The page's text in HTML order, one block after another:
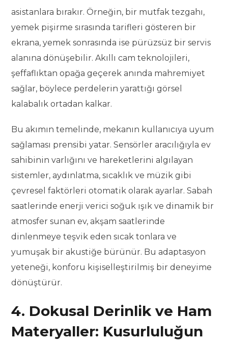
asistanlara bırakır. Örneğin, bir mutfak tezgahı,
yemek pişirme sırasında tarifleri gösteren bir
ekrana, yemek sonrasında ise pürüzsüz bir servis
alanına dönüşebilir. Akıllı cam teknolojileri,
şeffaflıktan opağa geçerek anında mahremiyet
sağlar, böylece perdelerin yarattığı görsel
kalabalık ortadan kalkar.
Bu akımın temelinde, mekanın kullanıcıya uyum
sağlaması prensibi yatar. Sensörler aracılığıyla ev
sahibinin varlığını ve hareketlerini algılayan
sistemler, aydınlatma, sıcaklık ve müzik gibi
çevresel faktörleri otomatik olarak ayarlar. Sabah
saatlerinde enerji verici soğuk ışık ve dinamik bir
atmosfer sunan ev, akşam saatlerinde
dinlenmeye teşvik eden sıcak tonlara ve
yumuşak bir akustiğe bürünür. Bu adaptasyon
yeteneği, konforu kişiselleştirilmiş bir deneyime
dönüştürür.
4. Dokusal Derinlik ve Ham
Materyaller: Kusurluluğun